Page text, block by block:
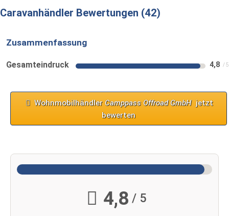
Caravanhändler Bewertungen 42
Zusammenfassung
Gesamteindruck 4,8
WohnmobilhändlerCamppass Offroad GmbH jetzt
bewerten
4,8 / 5